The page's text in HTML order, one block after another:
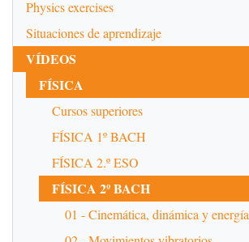
Physics exercises
Situaciones de aprendizaje
VÍDEOS
FÍSICA
Cursos superiores
FÍSICA 1º BACH
FÍSICA 2.º ESO
FÍSICA 2º BACH
01 - Cinemática, dinámica y energía